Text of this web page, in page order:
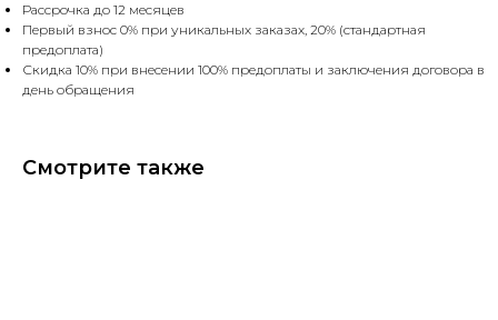
Рассрочка до 12 месяцев
Первый взнос 0% при уникальных заказах, 20% (стандартная
предоплата)
Скидка 10% при внесении 100% предоплаты и заключения договора в
день обращения
Смотрите также